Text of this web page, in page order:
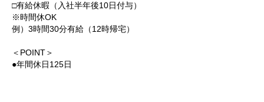
□有給休暇（入社半年後10日付与）
※時間休OK
例）3時間30分有給（12時帰宅）
＜POINT＞
●年間休日125日